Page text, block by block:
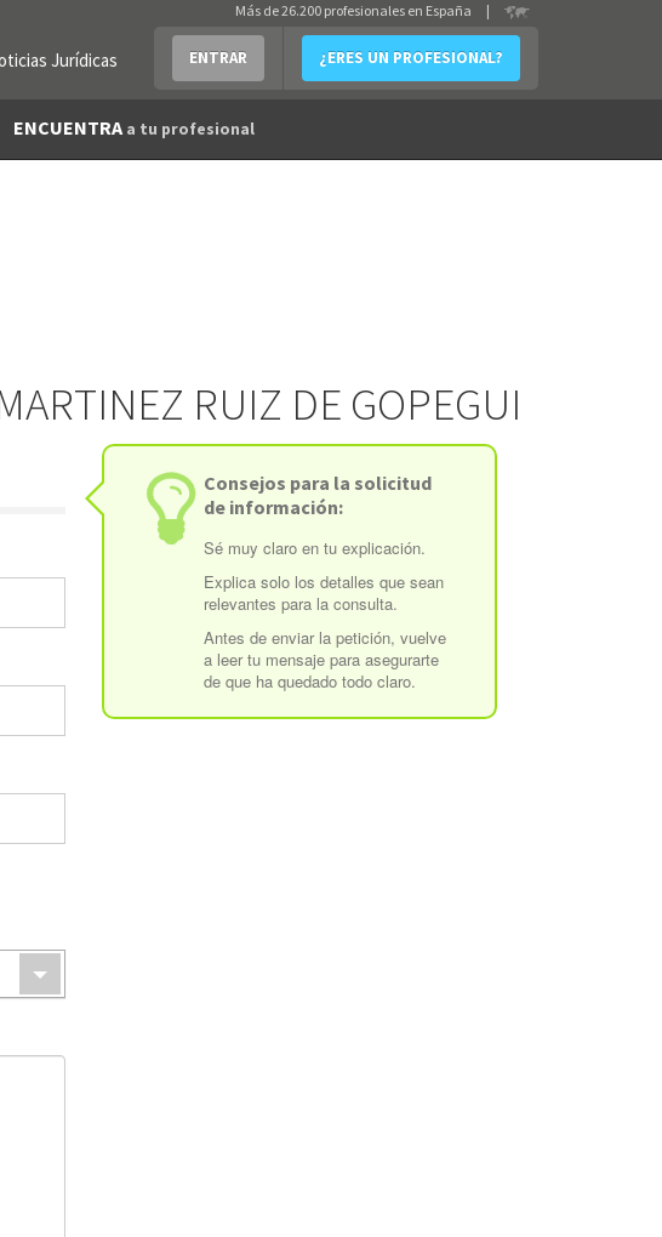
Jurídicas ENTRAR ¿ERES UN PROFESIONAL?
Más de 26.200 profesionales en España |
ENCUENTRA a tu profesional
RUIZ DE GOPEGUI
Consejos para la solicitud
de información:
Sé muy claro en tu explicación.
Explica solo los detalles que sean
relevantes para la consulta.
Antes de enviar la petición, vuelve
a leer tu mensaje para asegurarte
de que ha quedado todo claro.